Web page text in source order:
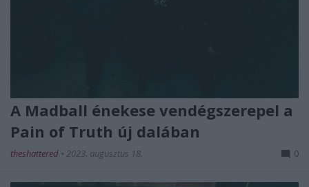
A Madball énekese vendégszerepel a
Pain of Truth új dalában
theshattered • 2023. augusztus 18. 0